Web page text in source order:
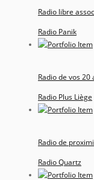
Radio libre
Radio Panik
Radio de vos 20
Radio Plus Liège
Radio de
Radio Quartz